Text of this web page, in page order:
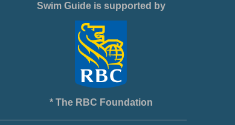
Swim Guide is supported by
* The RBC Foundation